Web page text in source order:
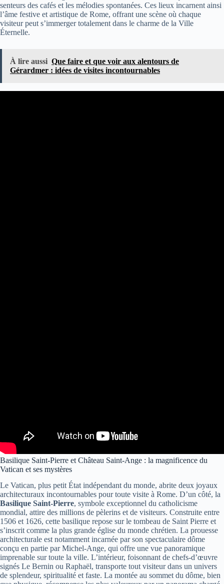
senteurs des cafés et les mélodies spontanées. Ces lieux incarnent ainsi
l’âme festive et artistique de Rome, offrant une scène où chaque
visiteur peut s’immerger totalement dans le charme de la Ville
Éternelle.
À lire aussi Que faire et que voir aux alentours de
Gérardmer : idées de visites incontournables
Basilique Saint-Pierre et Château Saint-Ange : la magnificence du
Vatican et ses mystères
Le Vatican, plus petit État indépendant du monde, abrite deux joyaux
architecturaux incontournables pour toute visite à Rome. D’un côté, la
Basilique Saint-Pierre, symbole exceptionnel du catholicisme
mondial, attire des millions de pèlerins et de visiteurs. Construite entre
1506 et 1626, cette basilique repose sur le tombeau de Saint Pierre et
s’inscrit comme la plus grande église du monde chrétien. La prouesse
architecturale est notamment incarnée par son spectaculaire dôme
conçu en partie par Michel-Ange, qui offre une vue panoramique
imprenable sur toute la ville. L’intérieur, foisonnant de chefs-d’œuvre
signés Le Bernin ou Raphaël, transporte tout visiteur dans un univers
de splendeur, spiritualité et faste. La montée au sommet du dôme, bien